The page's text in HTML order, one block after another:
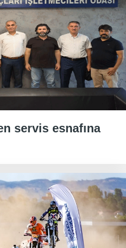
servis esnafına